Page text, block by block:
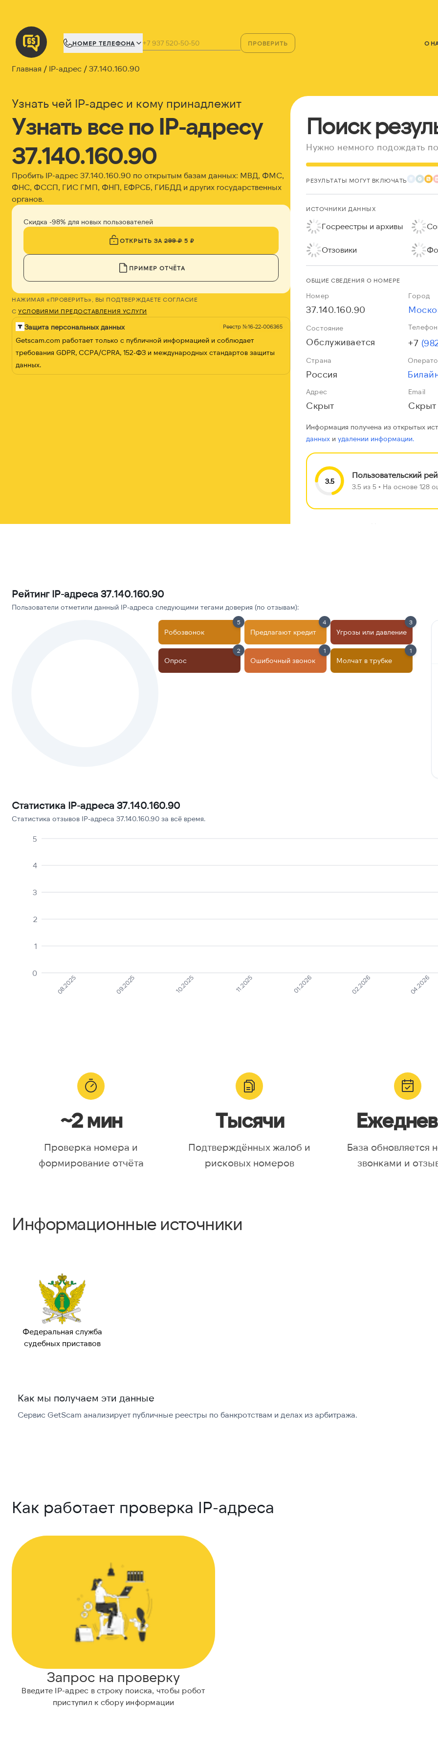
НОМЕР ТЕЛЕФОНА ПРОВЕРИТЬ О
Главная IP-адрес 37.140.160.90
Узнать чей IP-адрес и кому принадлежит
Узнать все по IP-адресу
37.140.160.90
Пробить IP-адрес 37.140.160.90 по открытым базам данных: МВД, ФМС,
ФНС, ФССП, ГИС ГМП, ФНП, ЕФРСБ, ГИБДД и других государственных
органов.
Скидка -98% для новых пользователей
ОТКРЫТЬ ЗА299 ₽5 ₽
ПРИМЕР ОТЧЁТА
НАЖИМАЯ «ПРОВЕРИТЬ», ВЫ ПОДТВЕРЖДАЕТЕ СОГЛАСИЕ
С УСЛОВИЯМИ ПРЕДОСТАВЛЕНИЯ УСЛУГИ
Защита персональных данных Реестр №16-22-006365
Getscam.com работает только с публичной информацией и соблюдает
требования GDPR, CCPA/CPRA, 152-ФЗ и международных стандартов защиты
данных.
Поиск
Нужно немного подождать
РЕЗУЛЬТАТЫ МОГУТ ВКЛЮЧАТЬ
ИСТОЧНИКИ ДАННЫХ
Госреестры и архивы
Отзовики
ОБЩИЕ СВЕДЕНИЯ О НОМЕРЕ
Номер
37.140.160.90
Город
Состояние
Обслуживается
Телефон
+7
Страна
Россия
Адрес
Скрыт
Email
Скрыт
Информация получена из открытых
данных иудалении информации.
3.5
Пользовательский
3.5 из 5 • На основе 128
Рейтинг IP-адреса 37.140.160.90
Пользователи отметили данный IP-адреса следующими тегами доверия (по отзывам):
Робозвонок
5
Предлагают кредит
4
Угрозы или давление
3
Опрос
2
Ошибочный звонок
1
Молчат в трубке
1
Статистика IP-адреса 37.140.160.90
Статистика отзывов IP-адреса 37.140.160.90 за всё время.
0
1
2
3
4
5
08.2025 09.2025 10.2025 11.2025 01.2026 02.2026 04.2026
~2 мин
Проверка номера и
формирование отчёта
Тысячи
Подтверждённых жалоб и
рисковых номеров
База обновляется
звонками и
Информационные источники
Федеральная служба
судебных приставов
Как мы получаем эти данные
Сервис GetScam анализирует публичные реестры по банкротствам и делах из арбитража.
Как работает проверка IP-адреса
Запрос на проверку
Введите IP-адрес в строку поиска, чтобы робот
приступил к сбору информации